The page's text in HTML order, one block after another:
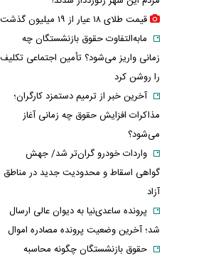
قیمت طلای ۱۸ عیار از ۱۹ میلیون گذشت
مابه‌التفاوت حقوق بازنشستگان چه
زمانی واریز می‌شود؟ تأمین اجتماعی تکلیف
را روشن کرد
آخرین خبر از ترمیم دستمزد کارگران؛
مذاکرات افزایش حقوق چه زمانی آغاز
می‌شود؟
واردات خودرو گران‌تر شد/ جهش
گواهی اسقاط و محدودیت جدید در مناطق
آزاد
پرونده ساعدی‌نیا به دیوان عالی ارسال
شد؛ آخرین وضعیت پرونده مصادره اموال
حقوق بازنشستگان چگونه محاسبه